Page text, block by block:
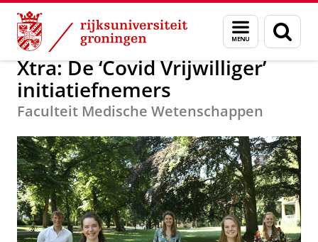
Skip
Content
Skip
Navigation
Menu
en
zoeken
Alumni GUF-100 prijzen 2020
Xtra: De ‘Covid Vrijwilliger’
initiatiefnemers
Faculteit Medische Wetenschappen